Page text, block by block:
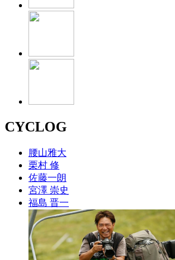
CYCLOG
腰山雅大
栗村 修
佐藤一朗
宮澤 崇史
福島 晋一